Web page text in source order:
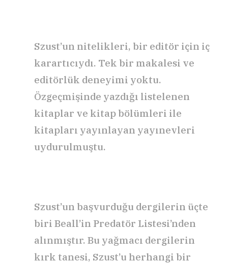
Szust’un nitelikleri, bir editör için iç
karartıcıydı. Tek bir makalesi ve
editörlük deneyimi yoktu.
Özgeçmişinde yazdığı listelenen
kitaplar ve kitap bölümleri ile
kitapları yayınlayan yayınevleri
uydurulmuştu.
Szust’un başvurduğu dergilerin üçte
biri Beall’in Predatör Listesi’nden
alınmıştır. Bu yağmacı dergilerin
kırk tanesi, Szust’u herhangi bir